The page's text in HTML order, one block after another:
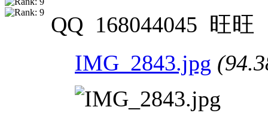
QQ 168044045 旺旺
IMG_2843.jpg